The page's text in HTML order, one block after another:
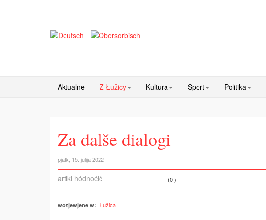
Aktualne Z Łužicy Kultura Sport Politika
Za dalše dialogi
pjatk, 15. julija 2022
artikl hódnoćić (0 )
wozjewjene w: Łužica